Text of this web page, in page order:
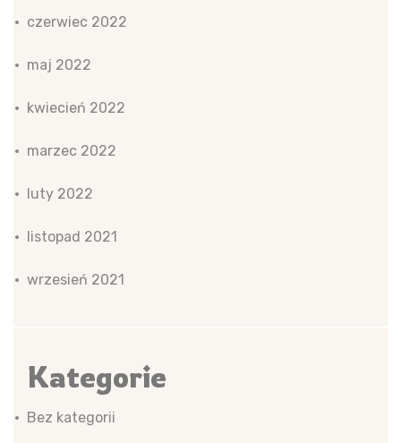
czerwiec 2022
maj 2022
kwiecień 2022
marzec 2022
luty 2022
listopad 2021
wrzesień 2021
Kategorie
Bez kategorii